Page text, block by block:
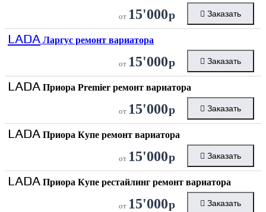
от 15'000р Заказать
LADA Ларгус ремонт вариатора
от 15'000р Заказать
LADA Приора Premier ремонт вариатора
от 15'000р Заказать
LADA Приора Купе ремонт вариатора
от 15'000р Заказать
LADA Приора Купе рестайлинг ремонт вариатора
от 15'000р Заказать